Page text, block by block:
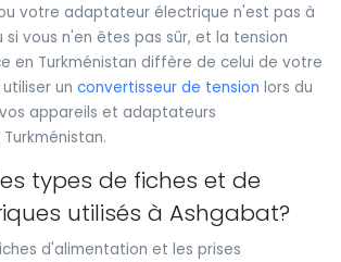
votre adaptateur électrique n'est pas à
vous n'en êtes pas sûr, et la tension
en Turkménistan diffère de celui de votre
un convertisseur de tension lors du
appareils et adaptateurs
types de fiches et de
utilisés à Ashgabat?
d'alimentation et les prises